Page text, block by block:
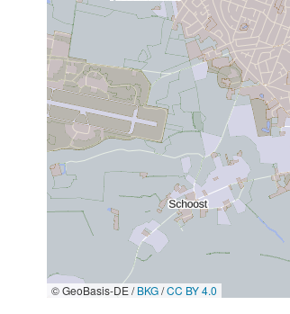
© GeoBasis-DE /BKG/CC BY 4.0